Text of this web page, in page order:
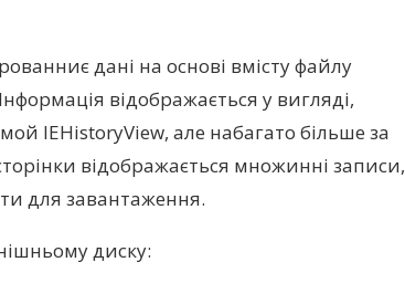
дані на основі вмісту файлу
відображається у вигляді,
IEHistoryView, але набагато більше за
відображається множинні записи,
для завантаження.
диску: